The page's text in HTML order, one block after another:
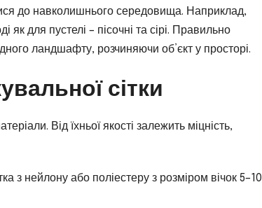
до навколишнього середовища. Наприклад,
як для пустелі – пісочні та сірі. Правильно
ландшафту, розчиняючи об’єкт у просторі.
сітки
Від їхньої якості залежить міцність,
з нейлону або поліестеру з розміром вічок 5–10